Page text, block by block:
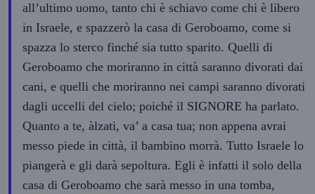
all’ultimo uomo, tanto chi è schiavo come chi è libero
in Israele, e spazzerò la casa di Geroboamo, come si
spazza lo sterco finché sia tutto sparito. Quelli di
Geroboamo che moriranno in città saranno divorati dai
cani, e quelli che moriranno nei campi saranno divorati
dagli uccelli del cielo; poiché il SIGNORE ha parlato.
Quanto a te, àlzati, va’ a casa tua; non appena avrai
messo piede in città, il bambino morrà. Tutto Israele lo
piangerà e gli darà sepoltura. Egli è infatti il solo della
casa di Geroboamo che sarà messo in una tomba,